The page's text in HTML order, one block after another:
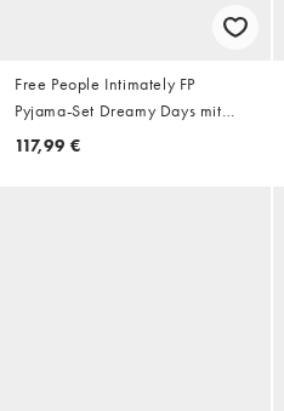
Free People Intimately FP
Pyjama-Set Dreamy Days mit
Bloomrush-Print - MULTI
117,99 €